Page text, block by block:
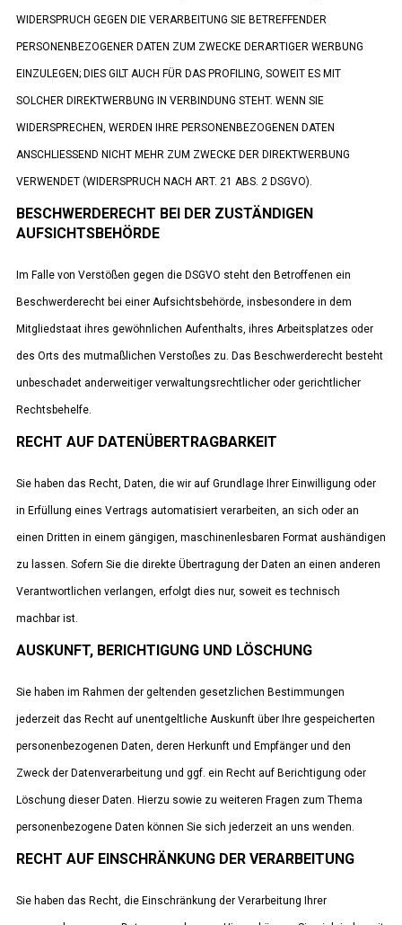
WIDERSPRUCH GEGEN DIE VERARBEITUNG SIE BETREFFENDER
PERSONENBEZOGENER DATEN ZUM ZWECKE DERARTIGER WERBUNG
EINZULEGEN; DIES GILT AUCH FÜR DAS PROFILING, SOWEIT ES MIT
SOLCHER DIREKTWERBUNG IN VERBINDUNG STEHT. WENN SIE
WIDERSPRECHEN, WERDEN IHRE PERSONENBEZOGENEN DATEN
ANSCHLIESSEND NICHT MEHR ZUM ZWECKE DER DIREKTWERBUNG
VERWENDET (WIDERSPRUCH NACH ART. 21 ABS. 2 DSGVO).
BESCHWERDE­RECHT BEI DER ZUSTÄNDIGEN
AUFSICHTS­BEHÖRDE
Im Falle von Verstößen gegen die DSGVO steht den Betroffenen ein
Beschwerderecht bei einer Aufsichtsbehörde, insbesondere in dem
Mitgliedstaat ihres gewöhnlichen Aufenthalts, ihres Arbeitsplatzes oder
des Orts des mutmaßlichen Verstoßes zu. Das Beschwerderecht besteht
unbeschadet anderweitiger verwaltungsrechtlicher oder gerichtlicher
Rechtsbehelfe.
RECHT AUF DATEN­ÜBERTRAG­BARKEIT
Sie haben das Recht, Daten, die wir auf Grundlage Ihrer Einwilligung oder
in Erfüllung eines Vertrags automatisiert verarbeiten, an sich oder an
einen Dritten in einem gängigen, maschinenlesbaren Format aushändigen
zu lassen. Sofern Sie die direkte Übertragung der Daten an einen anderen
Verantwortlichen verlangen, erfolgt dies nur, soweit es technisch
machbar ist.
AUSKUNFT, BERICHTIGUNG UND LÖSCHUNG
Sie haben im Rahmen der geltenden gesetzlichen Bestimmungen
jederzeit das Recht auf unentgeltliche Auskunft über Ihre gespeicherten
personenbezogenen Daten, deren Herkunft und Empfänger und den
Zweck der Datenverarbeitung und ggf. ein Recht auf Berichtigung oder
Löschung dieser Daten. Hierzu sowie zu weiteren Fragen zum Thema
personenbezogene Daten können Sie sich jederzeit an uns wenden.
RECHT AUF EINSCHRÄNKUNG DER VERARBEITUNG
Sie haben das Recht, die Einschränkung der Verarbeitung Ihrer